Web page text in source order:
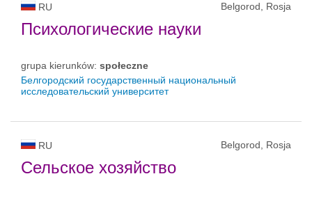
RU Belgorod, Rosja
Психологические науки
grupa kierunków: społeczne
Белгородский государственный национальный
исследовательский университет
RU Belgorod, Rosja
Сельское хозяйство